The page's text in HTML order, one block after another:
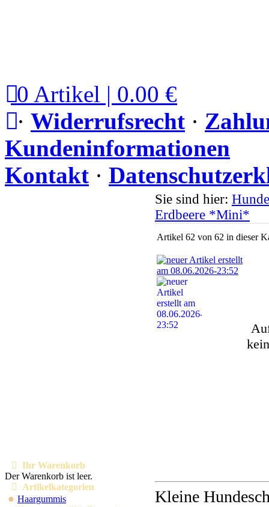
0 Artikel | 0.00 €
· Widerrufsrecht ·
Kundeninformationen
Kontakt ·
Ihr Warenkorb
Der Warenkorb ist leer.
Artikelkategorien
● Haargummis
Sie sind hier:
Erdbeere *Mini*
Artikel 62 von 62 in dieser
Kleine